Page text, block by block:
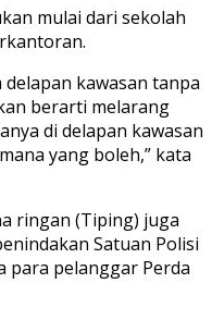
mulai dari sekolah
kawasan tanpa
berarti melarang
di delapan kawasan
yang boleh,” kata
ringan (Tiping) juga
Satuan Polisi
para pelanggar Perda